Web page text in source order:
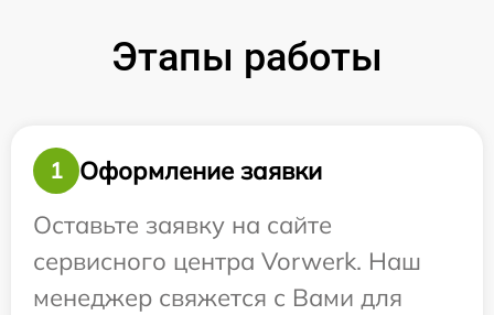
Этапы работы
1
Оформление заявки
Оставьте заявку на сайте
сервисного центра Vorwerk. Наш
менеджер свяжется с Вами для